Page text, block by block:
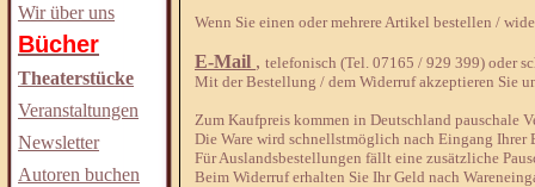
Wir über uns
Bücher
Theaterstücke
Veranstaltungen
Newsletter
Autoren buchen
Wenn Sie einen oder mehrere Artikel bestellen /
E-Mail , telefonisch (Tel. 07165 / 929 399) oder
Mit der Bestellung / dem Widerruf akzeptieren Sie
Zum Kaufpreis kommen in Deutschland pauschale
Die Ware wird schnellstmöglich nach Eingang Ihrer
Für Auslandsbestellungen fällt eine zusätzliche
Beim Widerruf erhalten Sie Ihr Geld nach